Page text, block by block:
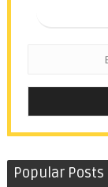
Popular Posts